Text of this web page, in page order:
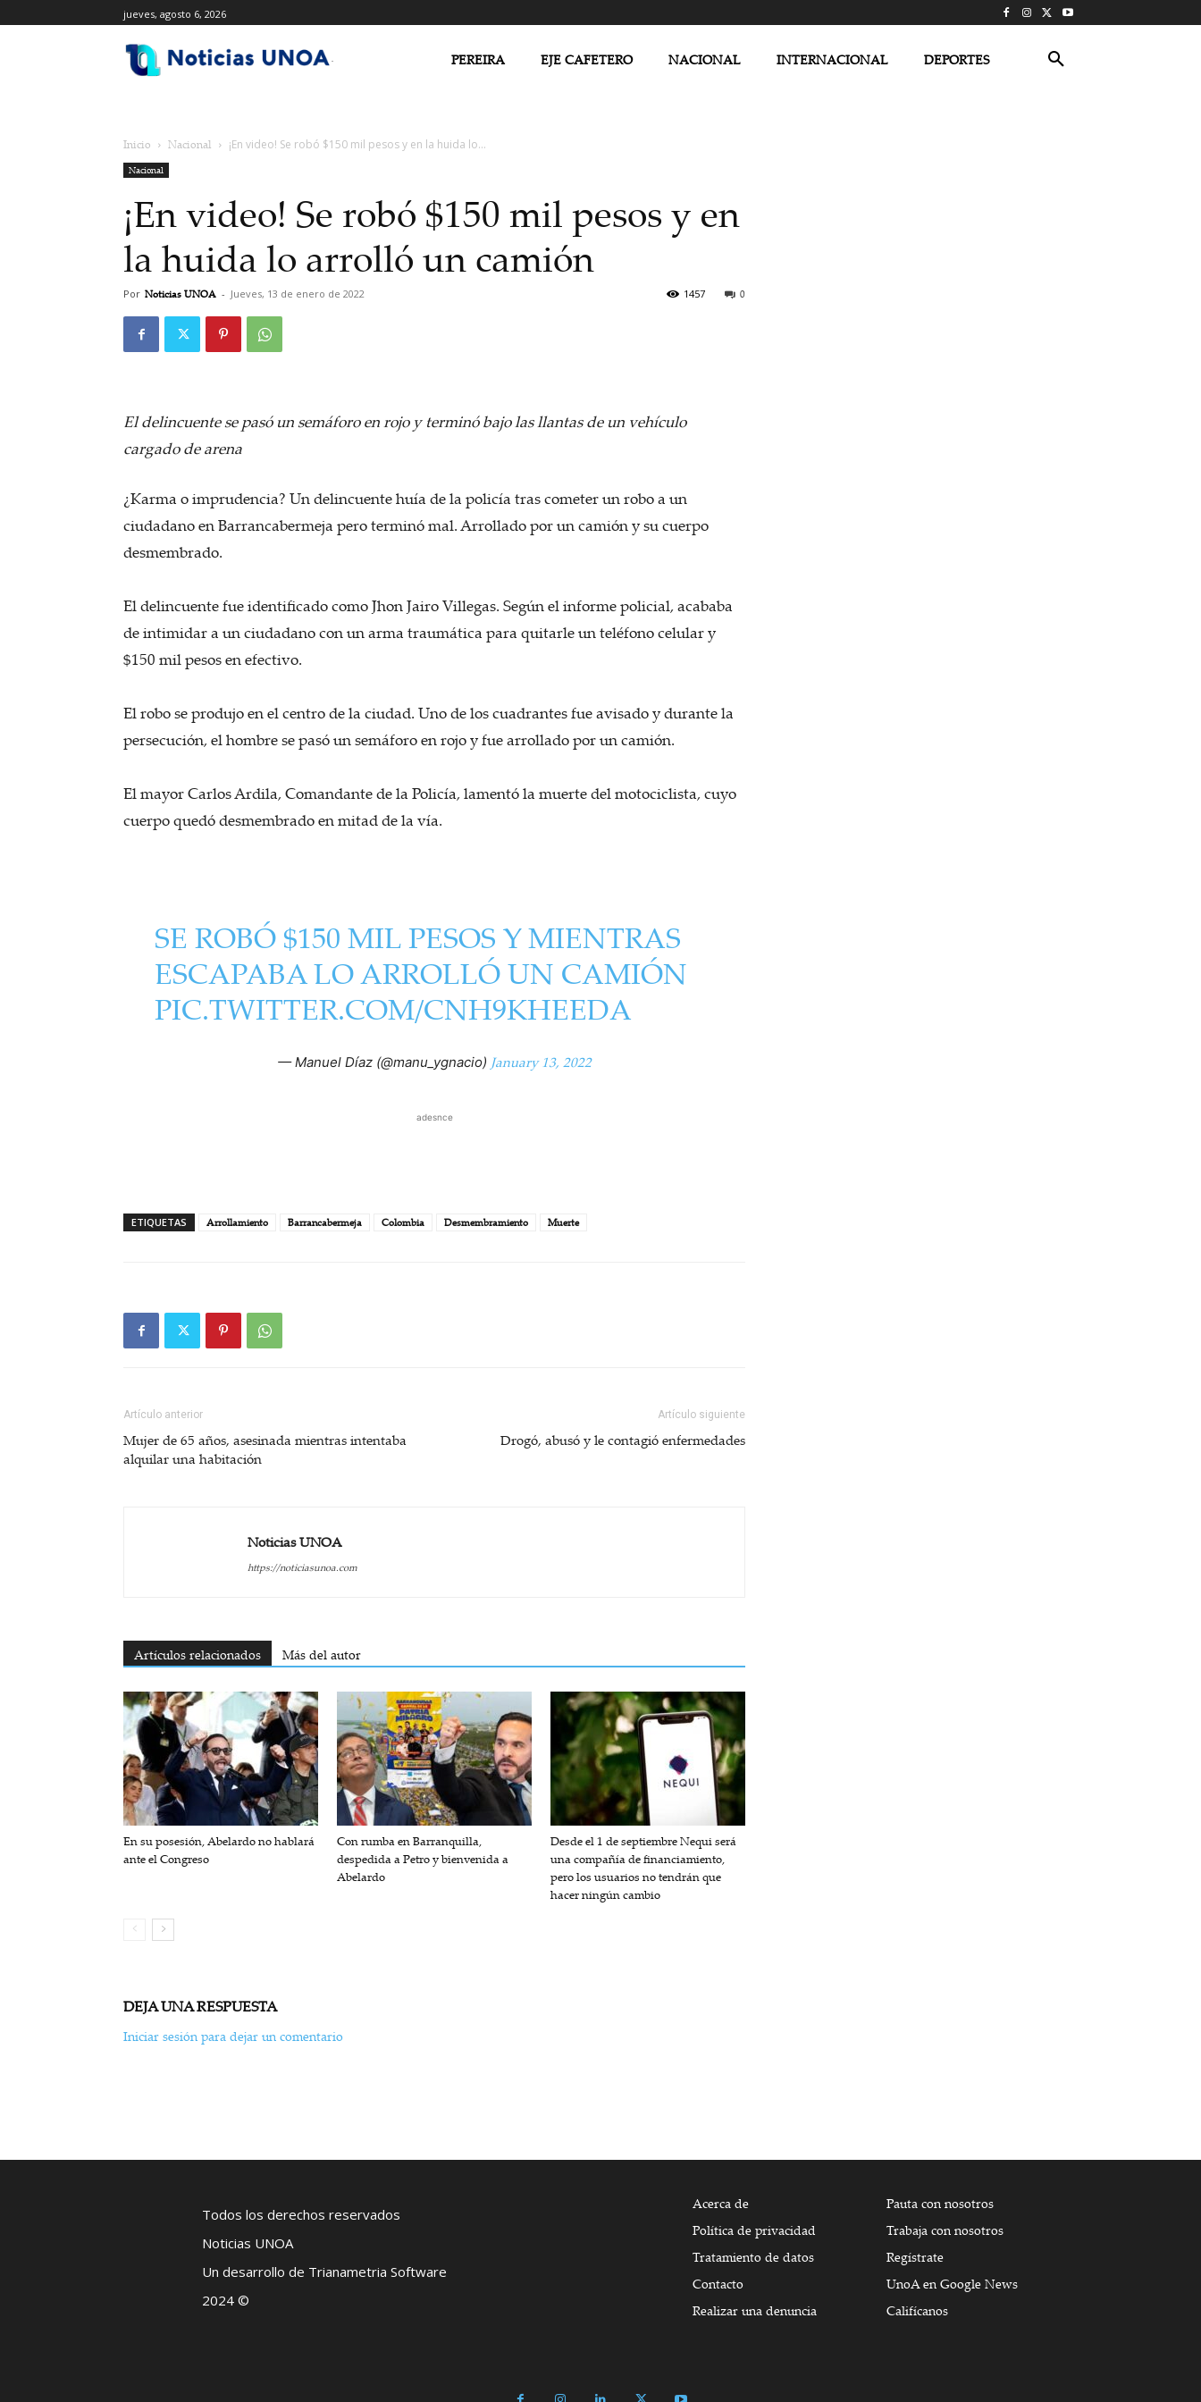
jueves, agosto 6, 2026
PEREIRA EJE CAFETERO NACIONAL INTERNACIONAL DEPORTES
Inicio Nacional ¡En video! Se robó $150 mil pesos y en la huida lo...
Nacional
¡En video! Se robó $150 mil pesos y en
la huida lo arrolló un camión
Por Noticias UNOA - Jueves, 13 de enero de 2022 0
1457
El delincuente se pasó un semáforo en rojo y terminó bajo las llantas de un vehículo
cargado de arena
¿Karma o imprudencia? Un delincuente huía de la policía tras cometer un robo a un
ciudadano en Barrancabermeja pero terminó mal. Arrollado por un camión y su cuerpo
desmembrado.
El delincuente fue identificado como Jhon Jairo Villegas. Según el informe policial, acababa
de intimidar a un ciudadano con un arma traumática para quitarle un teléfono celular y
$150 mil pesos en efectivo.
El robo se produjo en el centro de la ciudad. Uno de los cuadrantes fue avisado y durante la
persecución, el hombre se pasó un semáforo en rojo y fue arrollado por un camión.
El mayor Carlos Ardila, Comandante de la Policía, lamentó la muerte del motociclista, cuyo
cuerpo quedó desmembrado en mitad de la vía.
SE ROBÓ $150 MIL PESOS Y MIENTRAS
ESCAPABA LO ARROLLÓ UN CAMIÓN
PIC.TWITTER.COM/CNH9KHEEDA
— Manuel Díaz (@manu_ygnacio) January 13, 2022
adesnce
ETIQUETAS Arrollamiento Barrancabermeja Colombia Desmembramiento Muerte
Artículo anterior
Mujer de 65 años, asesinada mientras intentaba
alquilar una habitación
Artículo siguiente
Drogó, abusó y le contagió enfermedades
Noticias UNOA
https://noticiasunoa.com
Artículos relacionados Más del autor
En su posesión, Abelardo no hablará
ante el Congreso
Con rumba en Barranquilla,
despedida a Petro y bienvenida a
Abelardo
Desde el 1 de septiembre Nequi será
una compañía de financiamiento,
pero los usuarios no tendrán que
hacer ningún cambio
DEJA UNA RESPUESTA
Iniciar sesión para dejar un comentario
Todos los derechos reservados
Noticias UNOA
Un desarrollo de Trianametria Software
2024 ©
Acerca de
Política de privacidad
Tratamiento de datos
Contacto
Realizar una denuncia
Pauta con nosotros
Trabaja con nosotros
Regístrate
UnoA en Google News
Califícanos